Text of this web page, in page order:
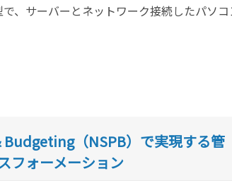
、サーバーとネットワーク接続したパソコ
（NSPB）で実現する管
フォーメーション